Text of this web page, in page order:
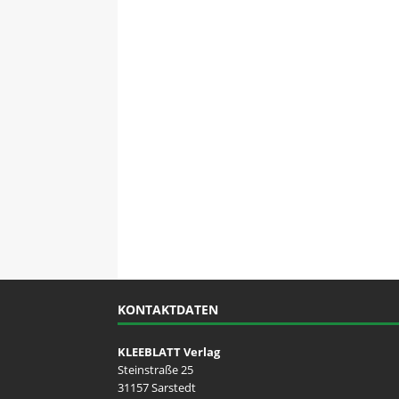
KONTAKTDATEN
KLEEBLATT Verlag
Steinstraße 25
31157 Sarstedt